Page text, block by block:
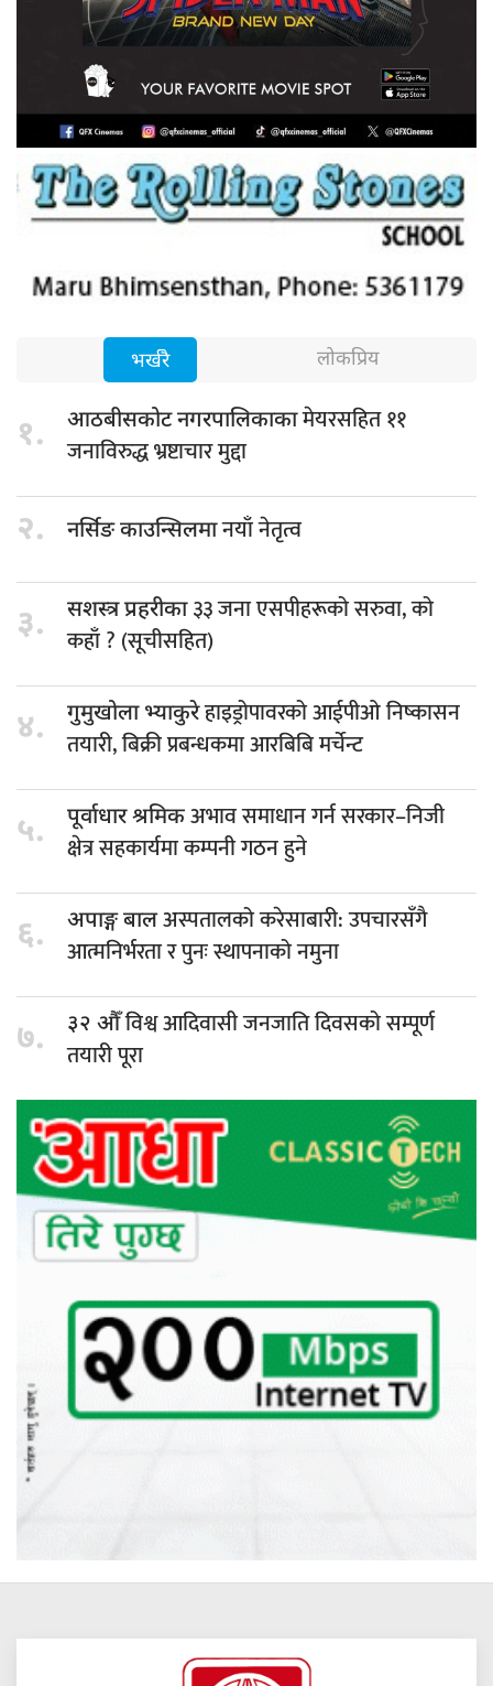
भर्खरै लोकप्रिय
१. आठबीसकोट नगरपालिकाकामेयरसहित ११
जनाविरुद्ध भ्रष्टाचार मुद्दा
२. नर्सिङ काउन्सिलमानयाँ नेतृत्व
३. सशस्त्र प्रहरीका३३ जना एसपीहरूको सरुवा, को
कहाँ ? (सूचीसहित)
४. गुमुखोला भ्याकुरेहाइड्रोपावरको आईपीओ निष्कासन
तयारी, बिक्री प्रबन्धकमा आरबिबि मर्चेन्ट
५. पूर्वाधार श्रमिकअभाव समाधान गर्न सरकार–निजी
क्षेत्र सहकार्यमा कम्पनी गठन हुने
६. अपाङ्ग बालअस्पतालको करेसाबारी: उपचारसँगै
आत्मनिर्भरता र पुनः स्थापनाको नमुना
७. ३२ औँविश्व आदिवासी जनजाति दिवसको सम्पूर्ण
तयारी पूरा